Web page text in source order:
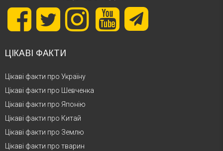
ЦІКАВІ ФАКТИ
Цікаві факти про Україну
Цікаві факти про Шевченка
Цікаві факти про Японію
Цікаві факти про Китай
Цікаві факти про Землю
Цікаві факти про тварин